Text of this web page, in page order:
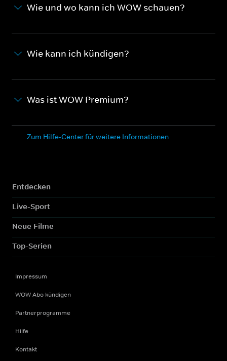
Wie und wo kann ich WOW schauen?
Wie kann ich kündigen?
Was ist WOW Premium?
Zum Hilfe-Center für weitere Informationen
Entdecken
Live-Sport
Neue Filme
Top-Serien
Impressum
WOW Abo kündigen
Partnerprogramme
Hilfe
Kontakt